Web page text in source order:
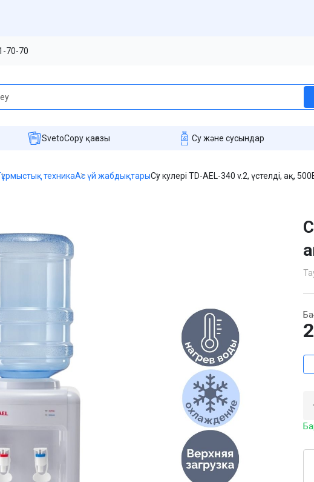
70-70
SvetoCopy қағазы Су және сусындар
техникаАс үй жабдықтарыСу кулері TD-AEL-340 v.2, үстелді, ақ,